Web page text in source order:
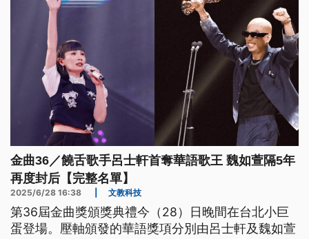
金曲36／饒舌歌手呂士軒首奪華語歌王 魏如萱隔5年
再度封后【完整名單】
2025/6/28 16:38 文教科技
第36屆金曲獎頒獎典禮今（28）日晚間在台北小巨
蛋登場。壓軸頒發的華語獎項分別由呂士軒及魏如萱